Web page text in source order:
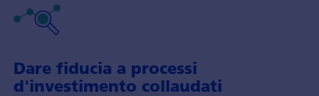
Dare fiducia a processi
d'investimento collaudati